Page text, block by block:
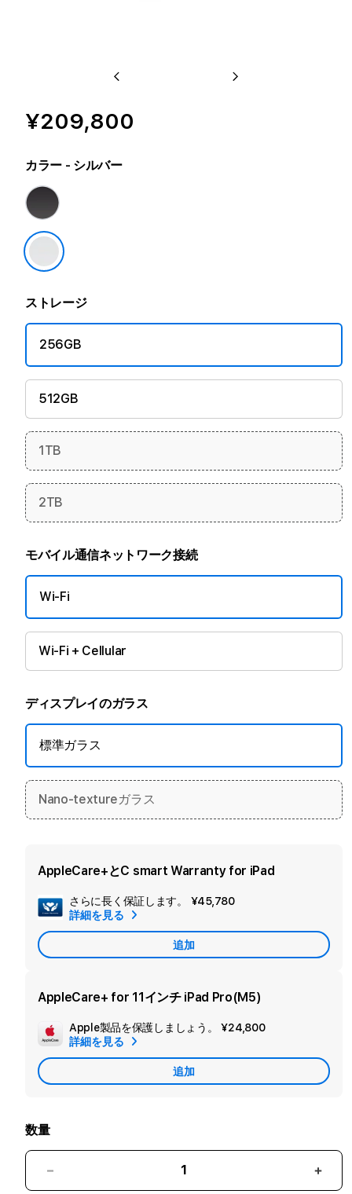
Previous Next
¥209,800
カラー - シルバー
ストレージ
256GB
512GB
1TB
2TB
モバイル通信ネットワーク接続
Wi-Fi
Wi-Fi + Cellular
ディスプレイのガラス
標準ガラス
Nano-textureガラス
AppleCare+ for 11インチ iPad Pro(M5)
Apple製品を保護しましょう。¥24,800
詳細を見る
追加
AppleCare+とC smart Warranty for iPad
さらに長く保証します。 ¥45,780
詳細を見る
リ
保
追加
数量
11
11